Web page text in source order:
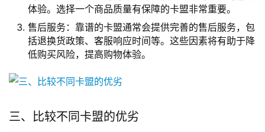
体验。选择一个商品质量有保障的卡盟非常重要。
售后服务：靠谱的卡盟通常会提供完善的售后服务，包
括退换货政策、客服响应时间等。这些因素将有助于降
低购买风险，提高购物体验。
三、比较不同卡盟的优劣